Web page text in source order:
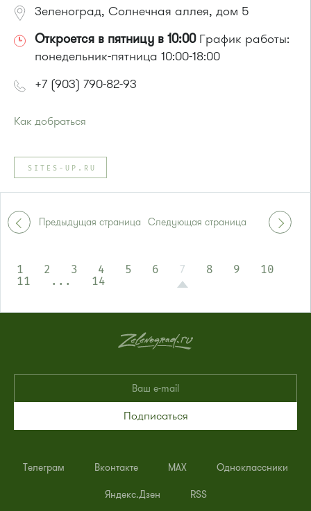
Зеленоград, Солнечная аллея, дом 5
Откроется в пятницу в 10:00График работы:
понедельник-пятница 10:00-18:00
+7 (903) 790-82-93
Как добраться
Автобус № 2, 3, 8, 11, 19, 29, 32.
Маршрутка № 408м, 419м
или до остановки"МИЭТ":
Маршрутка № 408м, 419м
SITES-UP.RU
Предыдущая страница Следующая страница
1 2 3 4 5 6 7 8 9
10
11
... 14
Подписаться
Телеграм Вконтакте MAX Одноклассники
Яндекс.Дзен RSS